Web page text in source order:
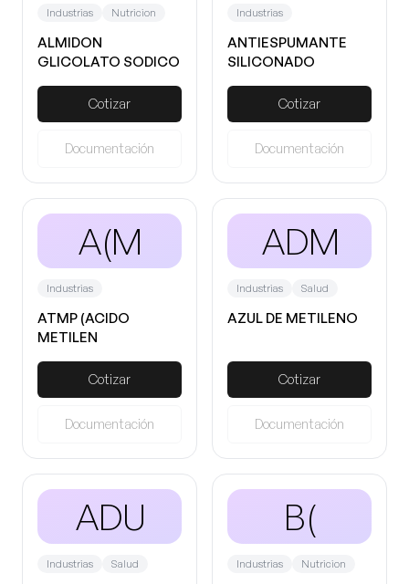
Industrias Nutricion
ALMIDON
GLICOLATO SODICO
Cotizar
Documentación
Industrias
ANTIESPUMANTE
SILICONADO
Cotizar
Documentación
A(M
Industrias
ATMP (ACIDO
METILEN
Cotizar
Documentación
ADM
Industrias Salud
AZUL DE METILENO
Cotizar
Documentación
ADU
Industrias Salud
B(
Industrias Nutricion